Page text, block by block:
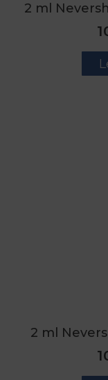
2 ml
2 ml